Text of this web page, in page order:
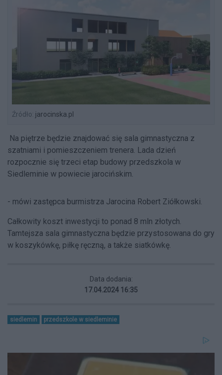
Źródło: jarocinska.pl
Na piętrze będzie znajdować się sala gimnastyczna z
szatniami i pomieszczeniem trenera. Lada dzień
rozpocznie się trzeci etap budowy przedszkola w
Siedleminie w powiecie jarocińskim.
- mówi zastępca burmistrza Jarocina Robert Ziółkowski.
Całkowity koszt inwestycji to ponad 8 mln złotych.
Tamtejsza sala gimnastyczna będzie przystosowana do gry
w koszykówkę, piłkę ręczną, a także siatkówkę.
Data dodania:
17.04.2024 16:35
siedlemin przedszkole w siedleminie